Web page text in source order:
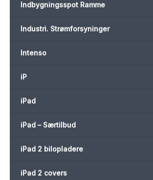
Indbygningsspot Ramme
Industri. Strømforsyninger
Intenso
iP
iPad
iPad – Særtilbud
iPad 2 bilopladere
iPad 2 covers